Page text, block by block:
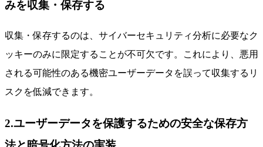
みを収集・保存する
収集・保存するのは、サイバーセキュリティ分析に必要なク
ッキーのみに限定することが不可欠です。これにより、悪用
される可能性のある機密ユーザーデータを誤って収集するリ
スクを低減できます。
2.ユーザーデータを保護するための安全な保存方